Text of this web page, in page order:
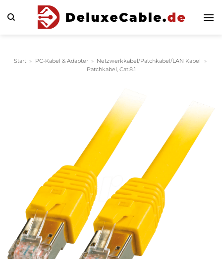
Inhalt
Start » PC-Kabel & Adapter » Netzwerkkabel/Patchkabel/LAN Kabel
»
Patchkabel, Cat.8.1